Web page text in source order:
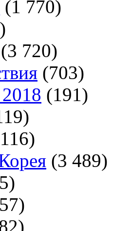
(1 770)
(3 720)
(703)
(191)
(3 489)